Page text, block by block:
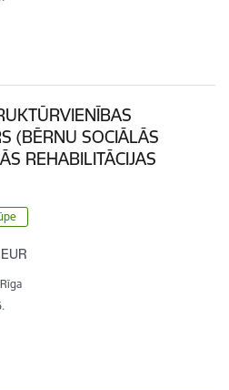
(BĒRNU SOCIĀLĀS
REHABILITĀCIJAS